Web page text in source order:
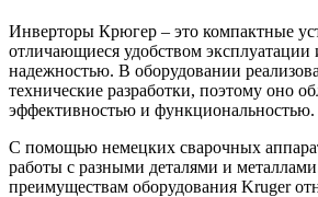
Инверторы Крюгер – это компактные
отличающиеся удобством эксплуатации
надежностью. В оборудовании
технические разработки, поэтому оно
эффективностью и функциональностью.
С помощью немецких сварочных
работы с разными деталями и
преимуществам оборудования Kruger